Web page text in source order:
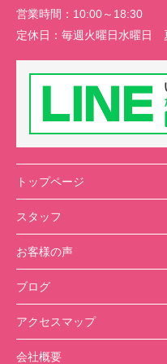
営業時間： 10:00～18:30
定休日： 毎週火曜日水曜日
トップページ
スタッフ
お客様の声
ブログ
アクセスマップ
会社概要